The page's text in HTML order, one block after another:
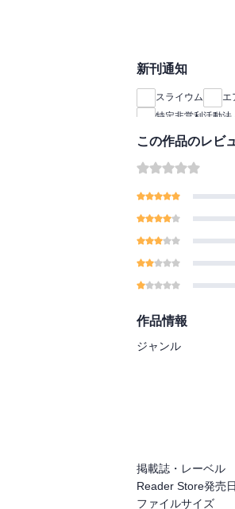
新刊通知
スライウム エ
特定非営利活動法
この作品のレビ
作品情報
ジャンル
掲載誌・レーベル
Reader Store発売日
ファイルサイズ